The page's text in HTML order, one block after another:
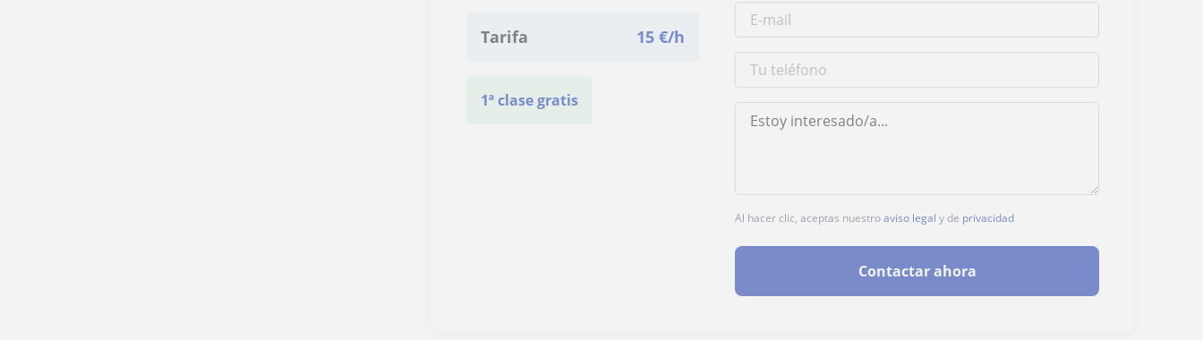
Tarifa 15 €/h
1ª clase gratis
Al hacer clic, aceptas nuestroaviso legal y de privacidad
Contactar ahora